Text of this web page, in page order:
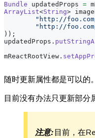
Bundle updatedProps =
ArrayList<String>
"http://
"http://
) ) ;
updatedProps .
mReactRootView .
随时更新属性都是可以的
目前没有办法只更新部分
注意:目前，在